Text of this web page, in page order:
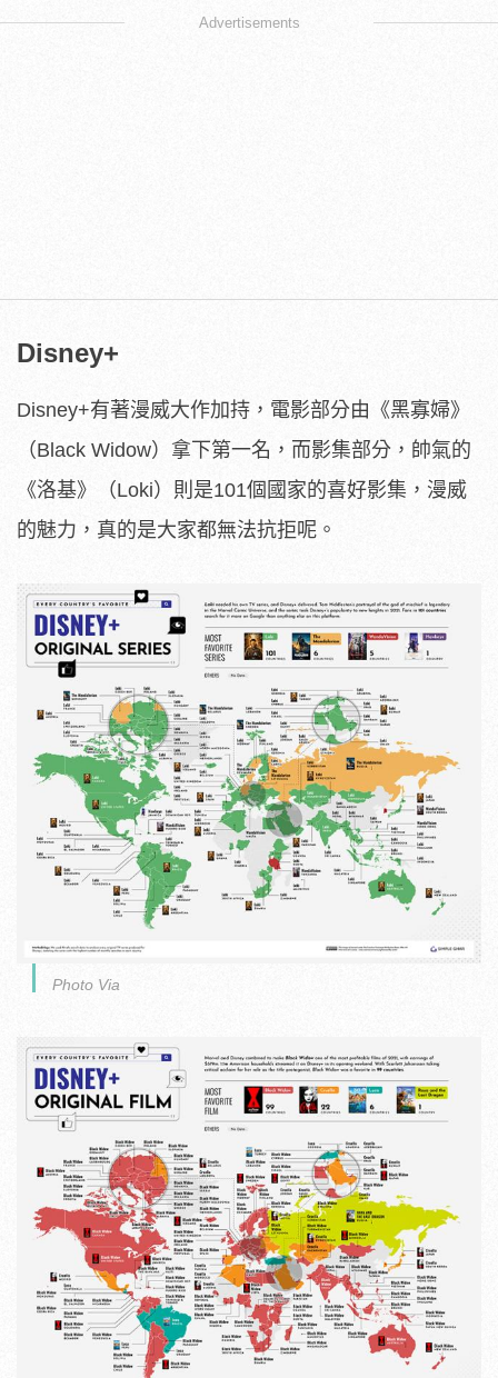
Advertisements
Disney+
Disney+有著漫威大作加持，電影部分由《黑寡婦》
（Black Widow）拿下第一名，而影集部分，帥氣的
《洛基》（Loki）則是101個國家的喜好影集，漫威
的魅力，真的是大家都無法抗拒呢。
Photo Via